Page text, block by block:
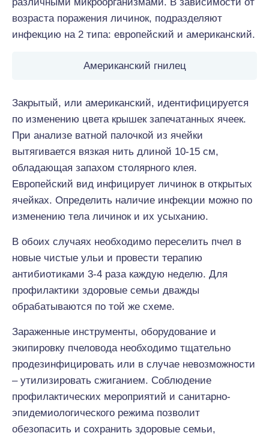
возраста поражения личинок, подразделяют
инфекцию на 2 типа: европейский и американский.
Американский гнилец
Закрытый, или американский, идентифицируется
по изменению цвета крышек запечатанных ячеек.
При анализе ватной палочкой из ячейки
вытягивается вязкая нить длиной 10-15 см,
обладающая запахом столярного клея.
Европейский вид инфицирует личинок в открытых
ячейках. Определить наличие инфекции можно по
изменению тела личинок и их усыханию.
В обоих случаях необходимо переселить пчел в
новые чистые ульи и провести терапию
антибиотиками 3-4 раза каждую неделю. Для
профилактики здоровые семьи дважды
обрабатываются по той же схеме.
Зараженные инструменты, оборудование и
экипировку пчеловода необходимо тщательно
продезинфицировать или в случае невозможности
– утилизировать сжиганием. Соблюдение
профилактических мероприятий и санитарно-
эпидемиологического режима позволит
обезопасить и сохранить здоровые семьи,